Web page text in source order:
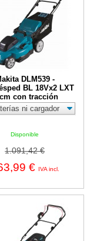
DLM539 -
BL 18Vx2 LXT
con tracción
Disponible
1.091,42 €
€ IVA incl.
- Cortacésped a